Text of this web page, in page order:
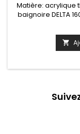
Matière: acrylique
baignoire DELTA
RIHO 160x80 cm
